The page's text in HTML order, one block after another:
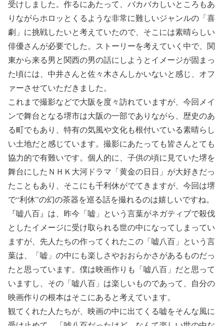
受けしました。作るにあたって、バカバカしいところもあ
りながらホロッとくるような非常に難しいジャンルの「喜
劇」に挑戦したいと考えていたので、そこには素晴らしい
俳優さんが必要でした。ストーリーを考えていく中で、関
東から来る男と関西の男の話にしようとイメージが固まっ
た頃には、中井さんと佐々木さんしかいないと感じ、オフ
ァーさせていただきました。
これまで撮影などで大阪を度々訪れていますが、今回メイ
ンで舞台となる堺市は大阪の一部でありながら、歴史のあ
る町でもあり、特有の気風や文化も根付いている素晴らし
い土地だと感じています。撮影にあたっても皆さんとても
協力的で有難いです。個人的に、子供の頃に見ていた堺を
舞台にしたＮＨＫ大河ドラマ「黄金の日日」が大好きだっ
たこともあり、そこにも千利休がでてきますが、今回は堺
で“利休”の幻の茶器を巡る話を撮れるのは嬉しいですね。
『嘘八百』は、昨今「嘘」という言葉がネガティブで殺伐
としたイメージに受け取られる世の中になってしまってい
ますが、先人たちの作ってくれたこの「嘘八百」という言
葉は、「嘘」の中にも楽しさやおおらかさがあるものだっ
たと思っています。僕は映画作りも「嘘八百」だと思って
いますし、その「嘘八百」は楽しいものであって、自分の
映画作りの根本はそこにあると考えています。
観てくれた人たちが、映画の中に出てくる嘘をそんな風に